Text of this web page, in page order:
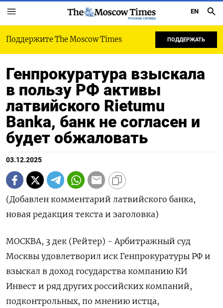
РУССКАЯ СЛУЖБА
EN
Поддержите The Moscow Times ПОДДЕРЖАТЬ
Генпрокуратура взыскала
в пользу РФ активы
латвийского Rietumu
Banka, банк не согласен и
будет обжаловать
03.12.2025
(Добавлен комментарий латвийского банка,
новая редакция текста и заголовка)
МОСКВА, 3 дек (Рейтер) - Арбитражный суд
Москвы удовлетворил иск Генпрокуратуры РФ и
взыскал в доход государства компанию КИ
Инвест и ряд других российских компаний,
подконтрольных, по мнению истца,